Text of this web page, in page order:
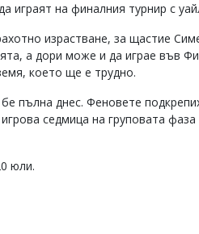
играят на финалния турнир с
израстване, за щастие
а дори може и да играе във
което ще е трудно.
пълна днес. Феновете
седмица на груповата
юли.